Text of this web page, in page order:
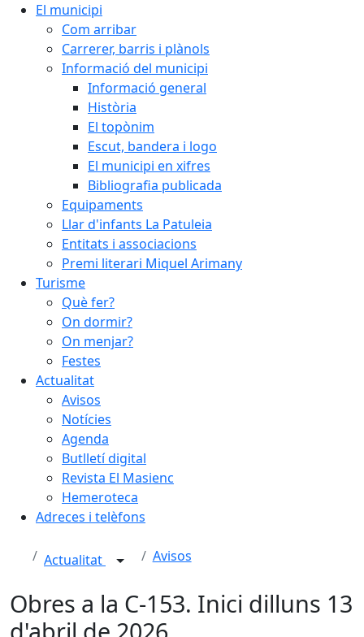
El municipi
Com arribar
Carrerer, barris i plànols
Informació del municipi
Informació general
Història
El topònim
Escut, bandera i logo
El municipi en xifres
Bibliografia publicada
Equipaments
Llar d'infants La Patuleia
Entitats i associacions
Premi literari Miquel Arimany
Turisme
Què fer?
On dormir?
On menjar?
Festes
Actualitat
Avisos
Notícies
Agenda
Butlletí digital
Revista El Masienc
Hemeroteca
Adreces i telèfons
Actualitat Avisos
Obres a la C-153. Inici dilluns 13